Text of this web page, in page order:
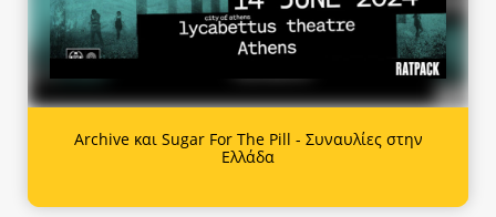
Archive και Sugar For The Pill - Συναυλίες στην
Ελλάδα